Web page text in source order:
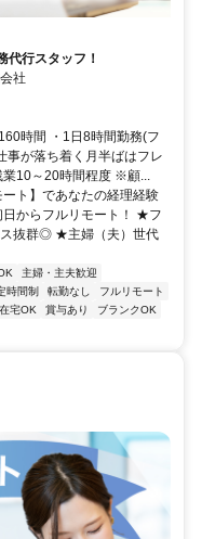
代行スタッフ！
社
時間 ・1日8時間勤務(フ
が落ち着く月半ばはフレ
業10～20時間程度 ※顧...
ト】であなたの経理経験
からフルリモート！ ★フ
ス抜群◎ ★主婦（夫）世代
主婦・主夫歓迎
時間制 転勤なし
フルリモート
在宅OK 賞与あり
ブランクOK